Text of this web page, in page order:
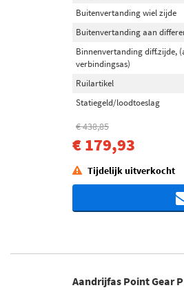
Buitenvertanding wiel zijde
Buitenvertanding aan
Binnenvertanding diff.zijde,
verbindingsas)
Ruilartikel
Statiegeld/loodtoeslag
€ 438,85
€ 179,93
Tijdelijk uitverkocht
Aandrijfas Point Gear